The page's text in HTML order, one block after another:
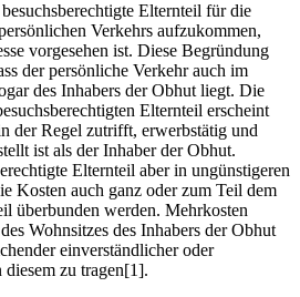
Elternteil für die
Verkehrs aufzukommen,
vorgesehen ist. Diese Begründung
der persönliche Verkehr auch im
des Inhabers der Obhut liegt. Die
Elternteil erscheint
der Regel zutrifft, erwerbstätig und
ist als der Inhaber der Obhut.
Elternteil aber in ungünstigeren
Kosten auch ganz oder zum Teil dem
überbunden werden. Mehrkosten
Wohnsitzes des Inhabers der Obhut
einverständlicher oder
zu tragen[1].